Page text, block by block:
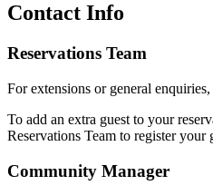
Contact Info
Reservations Team
For extensions or general enquiries,
To add an extra guest to your
Reservations Team to register your
Community Manager